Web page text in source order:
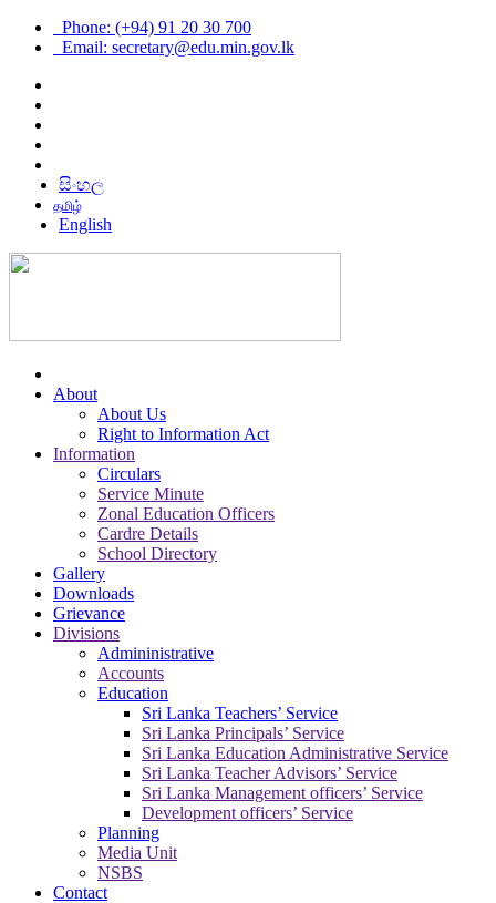
Phone: (+94) 91 20 30 700
Email: secretary@edu.min.gov.lk
සිංහල
தமிழ்
English
About
About Us
Right to Information Act
Information
Circulars
Service Minute
Zonal Education Officers
Cardre Details
School Directory
Gallery
Downloads
Grievance
Divisions
Admininistrative
Accounts
Education
Sri Lanka Teachers’ Service
Sri Lanka Principals’ Service
Sri Lanka Education Administrative Service
Sri Lanka Teacher Advisors’ Service
Sri Lanka Management officers’ Service
Development officers’ Service
Planning
Media Unit
NSBS
Contact